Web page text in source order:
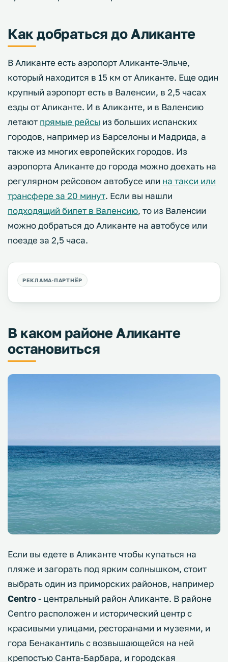
Как добраться до Аликанте
В Аликанте есть аэропорт Аликанте-Эльче,
который находится в 15 км от Аликанте. Еще один
крупный аэропорт есть в Валенсии, в 2,5 часах
езды от Аликанте. И в Аликанте, и в Валенсию
летают прямые рейсы из больших испанских
городов, например из Барселоны и Мадрида, а
также из многих европейских городов. Из
аэропорта Аликанте до города можно доехать на
регулярном рейсовом автобусе или на такси или
трансфере за 20 минут. Если вы нашли
подходящий билет в Валенсию, то из Валенсии
можно добраться до Аликанте на автобусе или
поезде за 2,5 часа.
В каком районе Аликанте
остановиться
Если вы едете в Аликанте чтобы купаться на
пляже и загорать под ярким солнышком, стоит
выбрать один из приморских районов, например
Centro- центральный район Аликанте. В районе
Centro расположен и исторический центр с
красивыми улицами, ресторанами и музеями, и
гора Бенакантиль с возвышающейся на ней
крепостью Санта-Барбара, и городская